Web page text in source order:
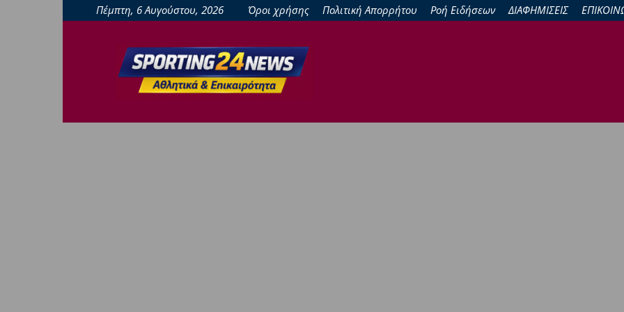
Πέμπτη, 6 Αυγούστου, 2026 Όροι χρήσης Πολιτική Απορρήτου Ροή Ειδήσεων ΔΙΑΦΗΜΙΣΕΙΣ
sporting24news